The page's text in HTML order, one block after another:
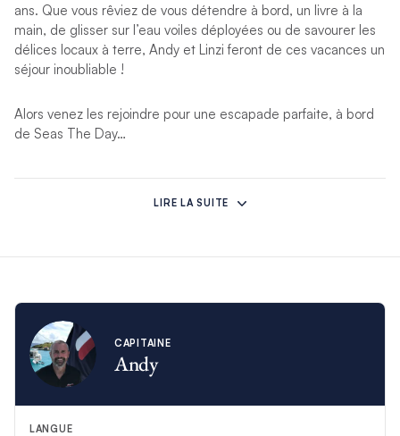
ans. Que vous rêviez de vous détendre à bord, un livre à la
main, de glisser sur l’eau voiles déployées ou de savourer les
délices locaux à terre, Andy et Linzi feront de ces vacances un
séjour inoubliable !
Alors venez les rejoindre pour une escapade parfaite, à bord
de Seas The Day…
*Si des circonstances imprévues empêchent cet équipage
d’assurer votre croisière, un autre équipage compétent le
LIRE LA SUITE
CAPITAINE
Andy
LANGUE